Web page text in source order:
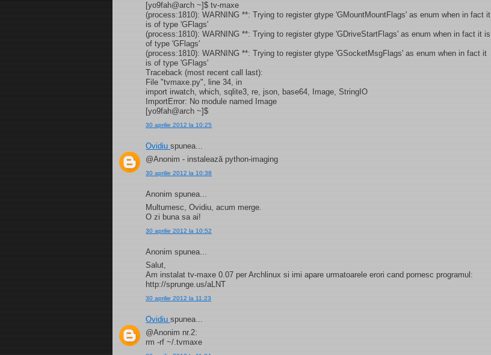
[yo9fah@arch ~]$ tv-maxe
(process:1810): WARNING **: Trying to register gtype 'GMountMountFlags' as enum when in fact it
is of type 'GFlags'
(process:1810): WARNING **: Trying to register gtype 'GDriveStartFlags' as enum when in fact it is
of type 'GFlags'
(process:1810): WARNING **: Trying to register gtype 'GSocketMsgFlags' as enum when in fact it
is of type 'GFlags'
Traceback (most recent call last):
File "tvmaxe.py", line 34, in
import irwatch, which, sqlite3, re, json, base64, Image, StringIO
ImportError: No module named Image
[yo9fah@arch ~]$
30 aprilie 2012 la 10:25
Ovidiuspunea...
@Anonim - instalează python-imaging
30 aprilie 2012 la 10:38
Anonim spunea...
Multumesc, Ovidiu, acum merge.
O zi buna sa ai!
30 aprilie 2012 la 10:52
Anonim spunea...
Salut,
Am instalat tv-maxe 0.07 per Archlinux si imi apare urmatoarele erori cand pornesc programul:
http://sprunge.us/aLNT
30 aprilie 2012 la 11:23
Ovidiuspunea...
@Anonim nr.2:
rm -rf ~/.tvmaxe